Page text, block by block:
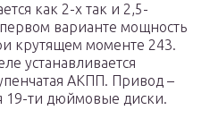
как 2-х так и 2,5-
варианте мощность
крутящем моменте 243.
устанавливается
АКПП. Привод –
19-ти дюймовые диски.